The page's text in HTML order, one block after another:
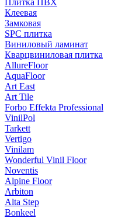
Плитка ПВХ
Клеевая
Замковая
SPC плитка
Виниловый ламинат
Кварцвиниловая плитка
AllureFloor
AquaFloor
Art East
Art Tile
Forbo Effekta Professional
VinilPol
Tarkett
Vertigo
Vinilam
Wonderful Vinil Floor
Noventis
Alpine Floor
Arbiton
Alta Step
Bonkeel